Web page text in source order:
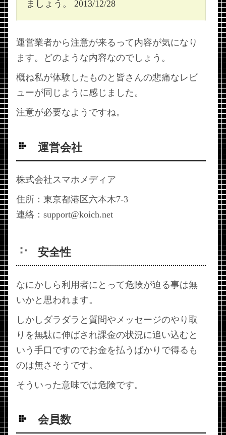
ましょう。 2013/12/28
運営業者から注意が来るって内容が気になり
ます。どのような内容なのでしょう。
概ね私が体験したものと皆さんの悲痛なレビ
ューが同じように感じました。
注意が必要なようですね。
運営会社
株式会社スマホメディア
住所：東京都港区六本木7-3
連絡：support@koich.net
安全性
なにかしら利用者にとって危険が迫る事は無
いかと思われます。
しかしダラダラと質問やメッセージのやり取
りを無駄に伸ばされ課金の状況に追い込むと
いう手口ですのでお金を払うばかりで得るも
のは無さそうです。
そういった意味では危険です。
会員数